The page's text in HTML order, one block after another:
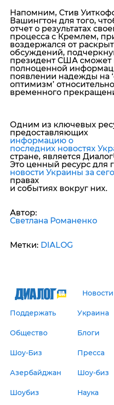
Напомним, Стив
Вашингтон для того,
отчет о результатах
процесса с Кремлем,
воздержался от
обсуждений,
президент США сможет
полноценной
появлении надежды на
оптимизм’
временного
Одним из ключевых
предоставляющих
информацию о
последних новостях
стране, является
Это ценный ресурс для
новости Украины за
правах
и событиях вокруг них.
Автор:
Светлана Романенко
Метки: DIALOG
Новости
Поддержать Украина
Общество Блоги
Шоу-Биз Пресса
Азербайджан Шоу-биз
Шоубиз Наука